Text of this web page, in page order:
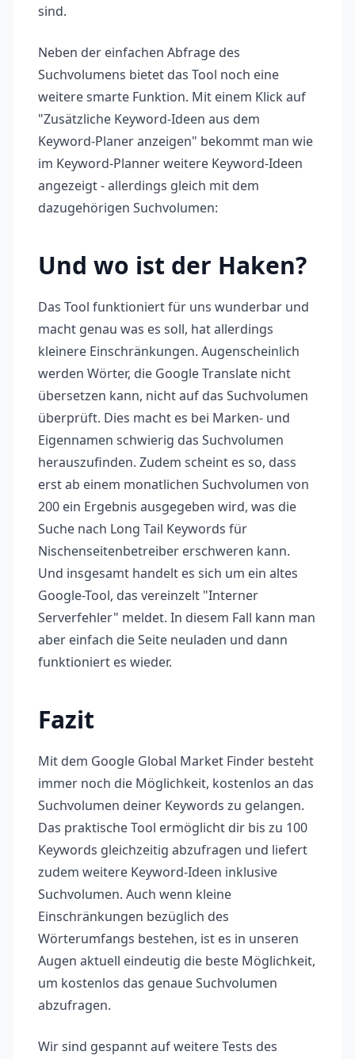
sind.
Neben der einfachen Abfrage des
Suchvolumens bietet das Tool noch eine
weitere smarte Funktion. Mit einem Klick auf
"Zusätzliche Keyword-Ideen aus dem
Keyword-Planer anzeigen" bekommt man wie
im Keyword-Planner weitere Keyword-Ideen
angezeigt - allerdings gleich mit dem
dazugehörigen Suchvolumen:
Und wo ist der Haken?
Das Tool funktioniert für uns wunderbar und
macht genau was es soll, hat allerdings
kleinere Einschränkungen. Augenscheinlich
werden Wörter, die Google Translate nicht
übersetzen kann, nicht auf das Suchvolumen
überprüft. Dies macht es bei Marken- und
Eigennamen schwierig das Suchvolumen
herauszufinden. Zudem scheint es so, dass
erst ab einem monatlichen Suchvolumen von
200 ein Ergebnis ausgegeben wird, was die
Suche nach Long Tail Keywords für
Nischenseitenbetreiber erschweren kann.
Und insgesamt handelt es sich um ein altes
Google-Tool, das vereinzelt "Interner
Serverfehler" meldet. In diesem Fall kann man
aber einfach die Seite neuladen und dann
funktioniert es wieder.
Fazit
Mit dem Google Global Market Finder besteht
immer noch die Möglichkeit, kostenlos an das
Suchvolumen deiner Keywords zu gelangen.
Das praktische Tool ermöglicht dir bis zu 100
Keywords gleichzeitig abzufragen und liefert
zudem weitere Keyword-Ideen inklusive
Suchvolumen. Auch wenn kleine
Einschränkungen bezüglich des
Wörterumfangs bestehen, ist es in unseren
Augen aktuell eindeutig die beste Möglichkeit,
um kostenlos das genaue Suchvolumen
abzufragen.
Wir sind gespannt auf weitere Tests des